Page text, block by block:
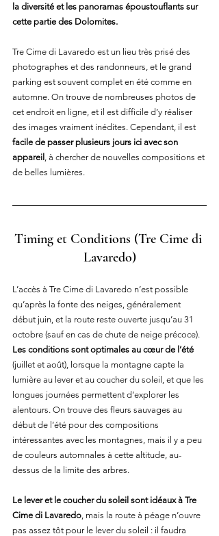
la diversité et les panoramas époustouflants sur
cette partie des Dolomites.
Tre Cime di Lavaredo est un lieu très prisé des
photographes et des randonneurs, et le grand
parking est souvent complet en été comme en
automne. On trouve de nombreuses photos de
cet endroit en ligne, et il est difficile d’y réaliser
des images vraiment inédites. Cependant, il est
facile de passer plusieurs jours ici avec son
appareil , à chercher de nouvelles compositions et
de belles lumières.
Timing et Conditions (Tre Cime di
Lavaredo)
L’accès à Tre Cime di Lavaredo n’est possible
qu’après la fonte des neiges, généralement
début juin, et la route reste ouverte jusqu’au 31
octobre (sauf en cas de chute de neige précoce).
Les conditions sont optimales au cœur de l’été
(juillet et août), lorsque la montagne capte la
lumière au lever et au coucher du soleil, et que les
longues journées permettent d’explorer les
alentours. On trouve des fleurs sauvages au
début de l’été pour des compositions
intéressantes avec les montagnes, mais il y a peu
de couleurs automnales à cette altitude, au-
dessus de la limite des arbres.
Le lever et le coucher du soleil sont idéaux à Tre
Cime di Lavaredo , mais la route à péage n’ouvre
pas assez tôt pour le lever du soleil : il faudra